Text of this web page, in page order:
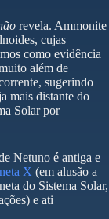
revela. Ammonite
cujas
como evidência
além de
sugerindo
mais distante do
Solar por
Netuno é antiga e
X (em alusão a
do Sistema Solar,
e ati